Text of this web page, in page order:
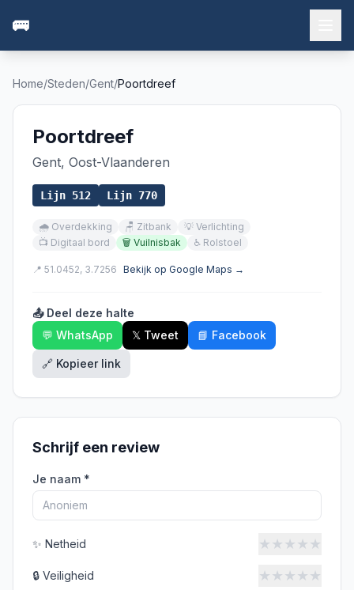
🚌
Home/Steden/Gent/Poortdreef
Poortdreef
Gent, Oost-Vlaanderen
Lijn 512 Lijn 770
🌧️ Overdekking 🪑 Zitbank 💡 Verlichting
📺 Digitaal bord 🗑️ Vuilnisbak ♿ Rolstoel
📍 51.0452, 3.7256 Bekijk op Google Maps →
📤 Deel deze halte
💬 WhatsApp
𝕏 Tweet 📘 Facebook
🔗 Kopieer link
Schrijf een review
Je naam *
✨ Netheid ★★★★★
🔒 Veiligheid ★★★★★